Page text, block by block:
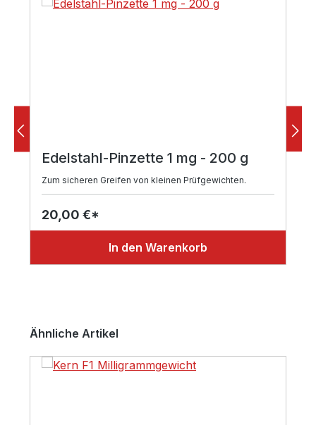
Edelstahl-Pinzette 1 mg - 200 g
Zum sicheren Greifen von kleinen Prüfgewichten.
20,00 €*
In den Warenkorb
Produktgalerie überspringen
Ähnliche Artikel